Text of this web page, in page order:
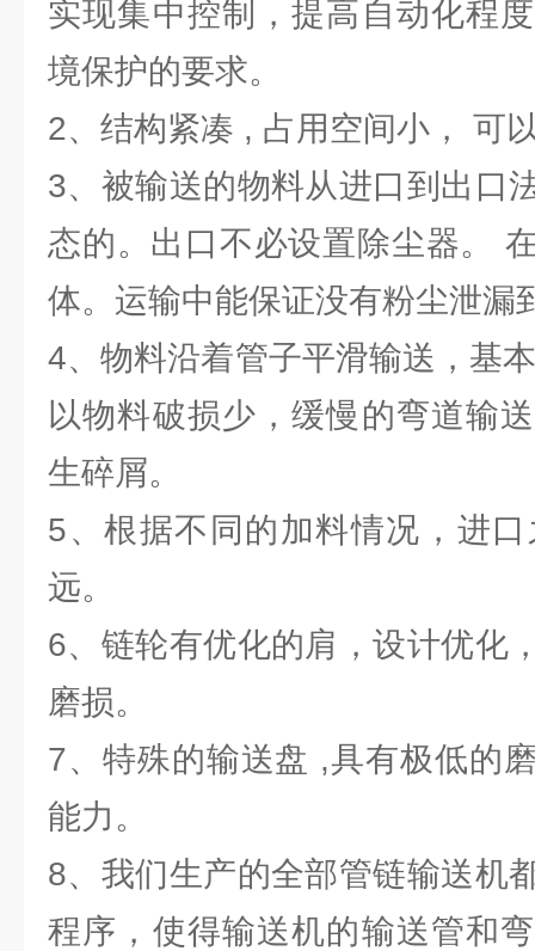
实现集中控制，提高自动化程
境保护的要求。
2、结构紧凑 , 占用空间小， 可
3、被输送的物料从进口到出口
态的。出口不必设置除尘器。
体。运输中能保证没有粉尘泄漏
4、物料沿着管子平滑输送，基
以物料破损少，缓慢的弯道输
生碎屑。
5、根据不同的加料情况，进
远。
6、链轮有优化的肩，设计优化
磨损。
7、特殊的输送盘 ,具有极低的
能力。
8、我们生产的全部管链输送机
程序，使得输送机的输送管和